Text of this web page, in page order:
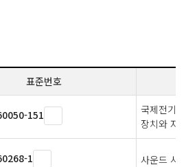
표준번호
151
국제전기
장치와 자
1 사운드 시